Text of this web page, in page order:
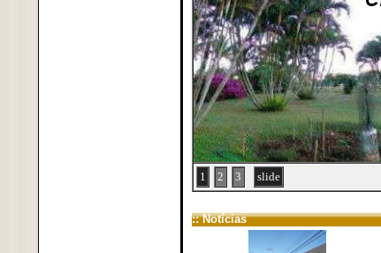
1 2 3 slide
:: Notícias